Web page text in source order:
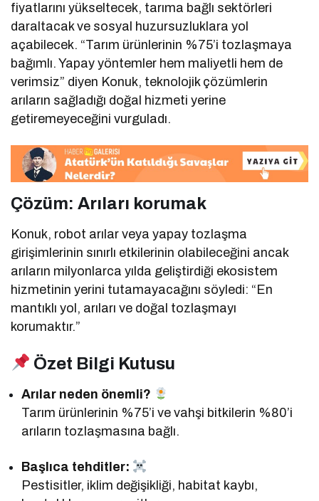
fiyatlarını yükseltecek, tarıma bağlı sektörleri
daraltacak ve sosyal huzursuzluklara yol
açabilecek. “Tarım ürünlerinin %75’i tozlaşmaya
bağımlı. Yapay yöntemler hem maliyetli hem de
verimsiz” diyen Konuk, teknolojik çözümlerin
arıların sağladığı doğal hizmeti yerine
getiremeyeceğini vurguladı.
Çözüm: Arıları korumak
Konuk, robot arılar veya yapay tozlaşma
girişimlerinin sınırlı etkilerinin olabileceğini ancak
arıların milyonlarca yılda geliştirdiği ekosistem
hizmetinin yerini tutamayacağını söyledi: “En
mantıklı yol, arıları ve doğal tozlaşmayı
korumaktır.”
Özet Bilgi Kutusu
Arılar neden önemli?
Tarım ürünlerinin %75’i ve vahşi bitkilerin %80’i
arıların tozlaşmasına bağlı.
Başlıca tehditler:
Pestisitler, iklim değişikliği, habitat kaybı,